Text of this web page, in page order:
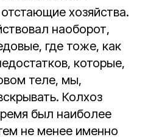
хозяйства.
наоборот,
где тоже, как
которые,
теле, мы,
Колхоз
был наиболее
не менее именно